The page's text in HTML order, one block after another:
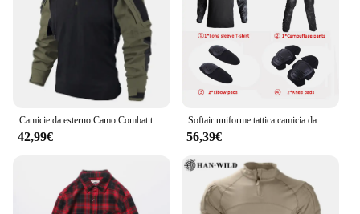
42,99€ 56,39€